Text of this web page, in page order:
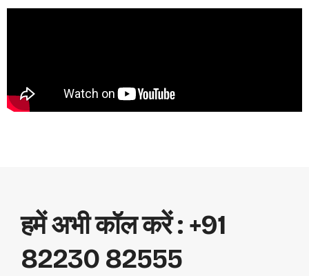
हमें अभी कॉल करें : +91
82230 82555